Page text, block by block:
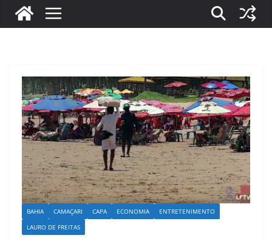
BAHIA CAMAÇARI CAPA ECONOMIA
ENTRETENIMENTO
LAURO DE FREITAS